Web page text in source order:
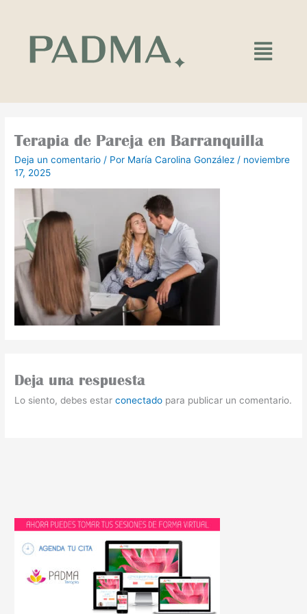
contenido
Main
Menu
Terapia de Pareja en Barranquilla
Deja un comentario / Por María Carolina González / noviembre
17, 2025
Deja una respuesta
Lo siento, debes estarconectado para publicar un comentario.